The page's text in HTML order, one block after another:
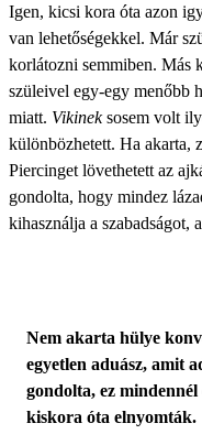
Igen, kicsi kora óta azon
van lehetőségekkel. Már
korlátozni semmiben. Más
szüleivel egy-egy menőbb
miatt. Vikineksosem volt
különbözhetett. Ha akarta,
Piercinget lövethetett az
gondolta, hogy mindez
kihasználja a szabadságot,
Nem akarta hülye
egyetlen aduász, amit
gondolta, ez
kiskora óta elnyomták.